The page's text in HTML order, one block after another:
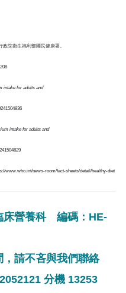
政院衛生福利部國民健康署。
intake for adults and
intake for adults and
www.who.int/news-room/fact-sheets/detail/healthy-diet
床營養科 編碼：HE-
，請不吝與我們聯絡
分機 13253